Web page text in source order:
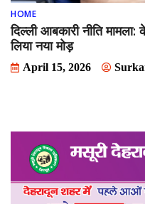
HOME
दिल्ली आबकारी नीति
लिया नया मोड़
April 15, 2026